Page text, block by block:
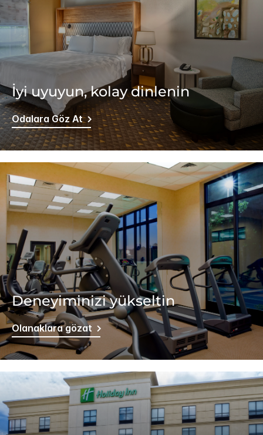
İyi uyuyun, kolay dinlenin
Odalara Göz At
Deneyiminizi yükseltin
Olanaklara gözat